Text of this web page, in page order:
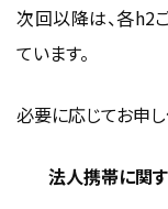
違約金を
契約書・管理
複数回線を
次回以降は、各h2
ています。
必要に応じてお申し
法人携帯に関